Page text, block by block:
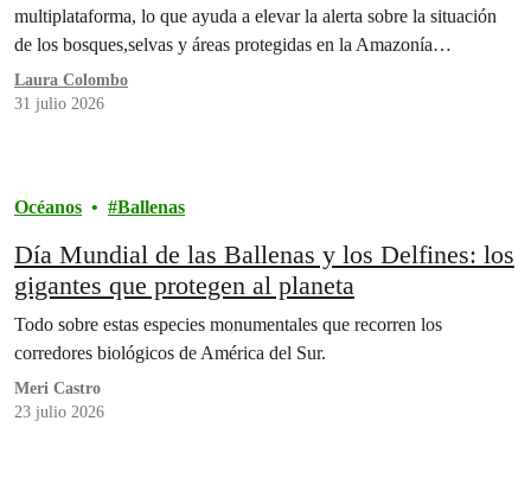
multiplataforma, lo que ayuda a elevar la alerta sobre la situación
de los bosques,selvas y áreas protegidas en la Amazonía
colombiana.
Laura Colombo
31 julio 2026
Océanos Ballenas
Día Mundial de las Ballenas y los Delfines: los
gigantes que protegen al planeta
Todo sobre estas especies monumentales que recorren los
corredores biológicos de América del Sur.
Meri Castro
23 julio 2026